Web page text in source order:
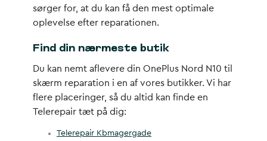
sørger for, at du kan få den mest optimale
oplevelse efter reparationen.
Find din nærmeste butik
Du kan nemt aflevere din OnePlus Nord N10 til
skærm reparation i en af vores butikker. Vi har
flere placeringer, så du altid kan finde en
Telerepair tæt på dig:
Telerepair Kbmagergade